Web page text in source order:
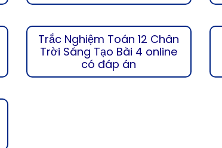
Trắc Nghiệm Toán 12 Chân
Trời Sáng Tạo Bài 4 online
có đáp án